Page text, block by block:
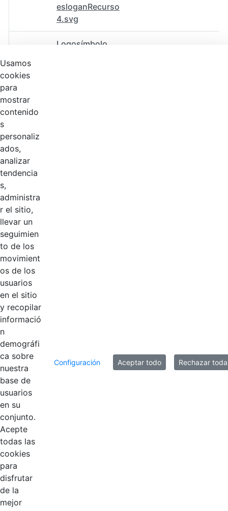
esloganRecurso
4.svg
Logosímbolo
Mostrando el intervalo 9 - 16 de 17 resultados.
Usamos
cookies
para
mostrar
contenido
s
personaliz
ados,
analizar
tendencia
s,
administra
r el sitio,
llevar un
seguimien
to de los
movimient
os de los
usuarios
en el sitio
y recopilar
informació
n
demográfi
ca sobre
nuestra
base de
usuarios
en su
conjunto.
Acepte
todas las
cookies
para
disfrutar
de la
mejor
Configuración Aceptar todo Rechazar